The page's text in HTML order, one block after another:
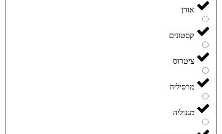
אורן
קסטונים
ציטרוס
מרסיליה
מגנוליה